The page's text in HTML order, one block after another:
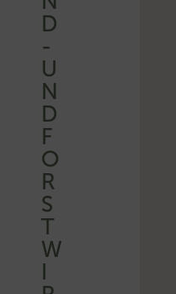
D
-
U
N
D
F
O
R
S
T
W
I